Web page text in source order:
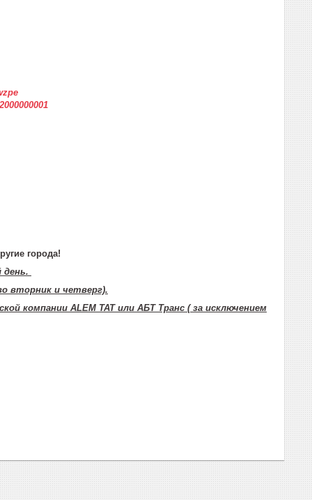
города!
день.
вторник и четверг).
компании ALEM TAT или АБТ Транс ( за исключением